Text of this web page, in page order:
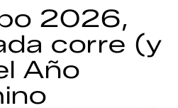
2026,
corre (y
Año